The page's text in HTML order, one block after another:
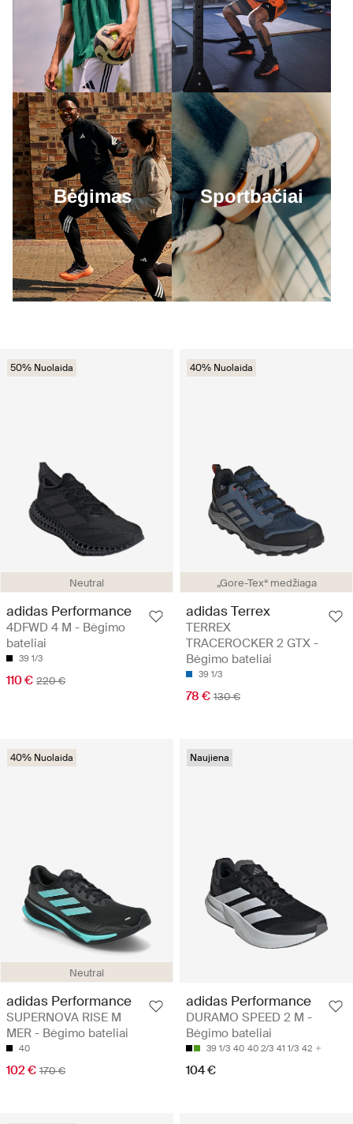
Neutral
50% Nuolaida
adidas Performance
4DFWD 4 M - Bėgimo
bateliai
39 1/3
110 € 220 €
„Gore-Tex“ medžiaga
40% Nuolaida
adidas Terrex
TERREX
TRACEROCKER 2 GTX -
Bėgimo bateliai
39 1/3
78 € 130 €
Neutral
40% Nuolaida
adidas Performance
SUPERNOVA RISE M
MER - Bėgimo bateliai
40
102 € 170 €
Naujiena
adidas Performance
DURAMO SPEED 2 M -
Bėgimo bateliai
39 1/3 40 40 2/3 41 1/3 42
104 €
Bėgimas Sportbačiai